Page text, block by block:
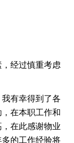
经过慎重考虑
有幸得到了各
在本职工作和
在此感谢物业
的工作经验将